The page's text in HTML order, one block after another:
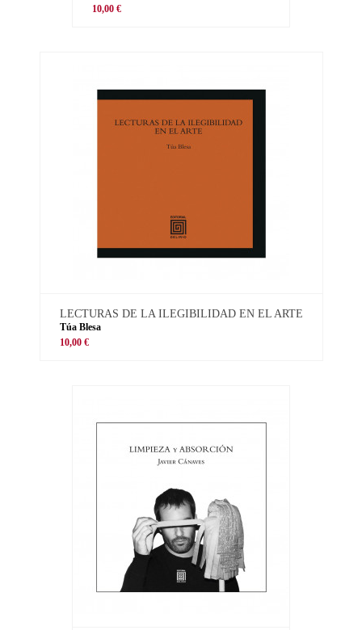
10,00 €
LECTURAS DE LA ILEGIBILIDAD EN EL ARTE
Túa Blesa
10,00 €